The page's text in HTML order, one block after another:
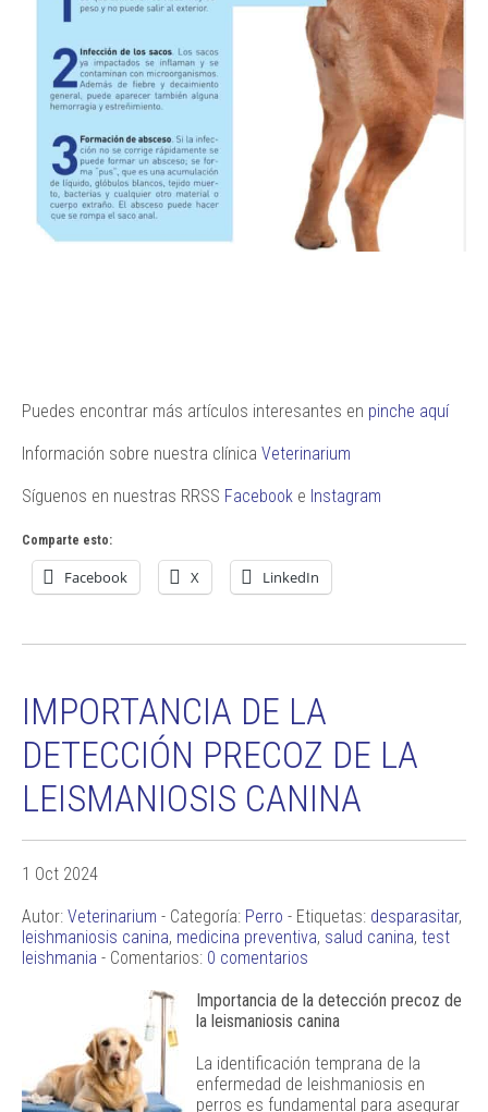
Puedes encontrar más artículos interesantes en pinche aquí
Información sobre nuestra clínica Veterinarium
Síguenos en nuestras RRSS Facebook e Instagram
Comparte esto:
Facebook X LinkedIn
IMPORTANCIA DE LA
DETECCIÓN PRECOZ DE LA
LEISMANIOSIS CANINA
1 Oct 2024
Autor: Veterinarium - Categoría: Perro - Etiquetas: desparasitar,
leishmaniosis canina, medicina preventiva, salud canina, test
leishmania - Comentarios: 0 comentarios
Importancia de la detección precoz de
la leismaniosis canina
La identificación temprana de la
enfermedad de leishmaniosis en
perros es fundamental para asegurar